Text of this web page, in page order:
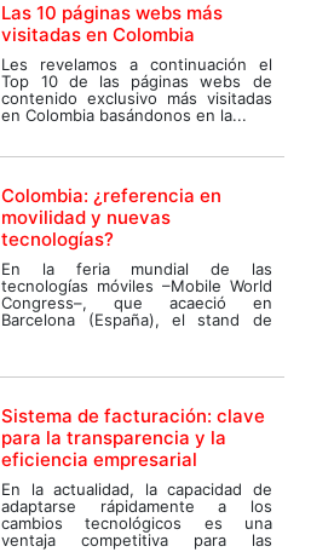
Las 10 páginas webs más
visitadas en Colombia
Les revelamos a continuación el
Top 10 de las páginas webs de
contenido exclusivo más visitadas
en Colombia basándonos en la...
Colombia: ¿referencia en
movilidad y nuevas
tecnologías?
En la feria mundial de las
tecnologías móviles –Mobile World
Congress–, que acaeció en
Barcelona (España), el stand de
Sistema de facturación: clave
para la transparencia y la
eficiencia empresarial
En la actualidad, la capacidad de
adaptarse rápidamente a los
cambios tecnológicos es una
ventaja competitiva para las